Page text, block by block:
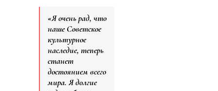
«Я очень рад, что
наше Советское
культурное
наследие, теперь
станет
достоянием всего
мира. Я долгие